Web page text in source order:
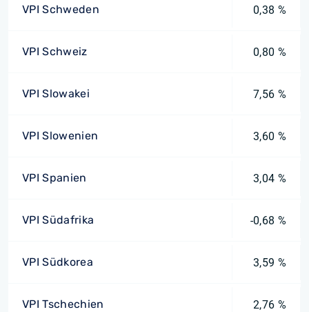
VPI Schweden 0,38 %
VPI Schweiz 0,80 %
VPI Slowakei 7,56 %
VPI Slowenien 3,60 %
VPI Spanien 3,04 %
VPI Südafrika -0,68 %
VPI Südkorea 3,59 %
VPI Tschechien 2,76 %